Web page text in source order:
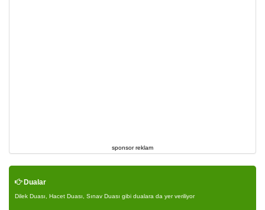
sponsor reklam
Dualar
Dilek Duası, Hacet Duası, Sınav Duası gibi dualara da yer veriliyor